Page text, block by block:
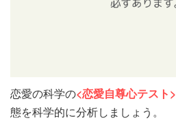
恋愛の科学の<恋愛自尊心テスト>
態を科学的に分析しましょう。